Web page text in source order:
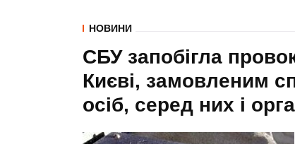
НОВИНИ
СБУ запобігла
Києві, замовленим
осіб, серед них і